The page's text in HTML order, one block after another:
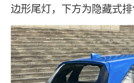
边形尾灯，下方为隐藏式排